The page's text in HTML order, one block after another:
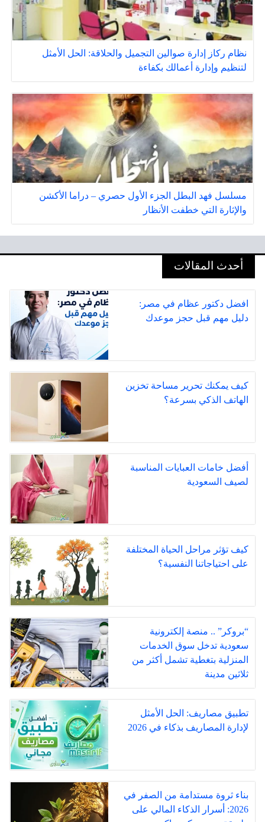
نظام ركاز إدارة صوالين التجميل والحلاقة: الحل الأمثل
لتنظيم وإدارة أعمالك بكفاءة
مسلسل فهد البطل الجزء الأول حصري – دراما الأكشن
والإثارة التي خطفت الأنظار
أحدث المقالات
افضل دكتور عظام في مصر:
دليل مهم قبل حجز موعدك
كيف يمكنك تحرير مساحة تخزين
الهاتف الذكي بسرعة؟
أفضل خامات العبايات المناسبة
لصيف السعودية
كيف تؤثر مراحل الحياة المختلفة
على احتياجاتنا النفسية؟
“بروكر” .. منصة إلكترونية
سعودية تدخل سوق الخدمات
المنزلية بتغطية تشمل أكثر من
ثلاثين مدينة
تطبيق مصاريف: الحل الأمثل
لإدارة المصاريف بذكاء في 2026
بناء ثروة مستدامة من الصفر في
2026: أسرار الذكاء المالي على